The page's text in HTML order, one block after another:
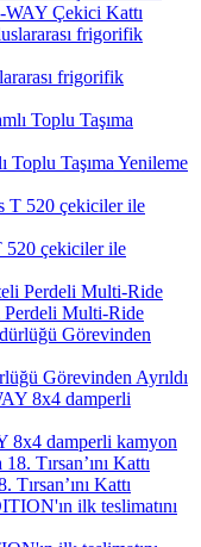
Çekici Kattı
frigorifik
Toplu Taşıma Yenileme
520 çekiciler ile
Perdeli Multi-Ride
Görevinden Ayrıldı
8x4 damperli kamyon
Tırsan’ını Kattı